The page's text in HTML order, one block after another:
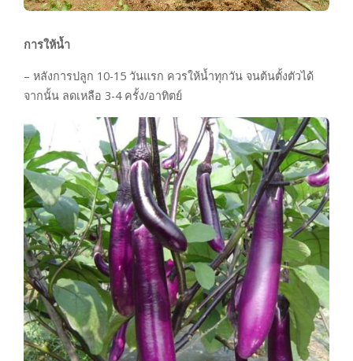
การให้น้ำ
– หลังการปลูก 10-15 วันแรก ควรให้น้ำทุกวัน จนต้นตั้งตัวได้
จากนั้น ลดเหลือ 3-4 ครั้ง/อาทิตย์